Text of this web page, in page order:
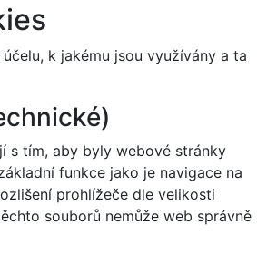
k jakému jsou využívány a ta
s tím, aby byly webové stránky
funkce jako je navigace na
prohlížeče dle velikosti
souborů nemůže web správně